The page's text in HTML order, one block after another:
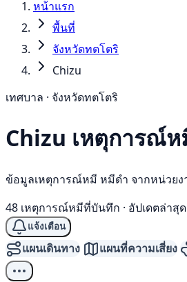
หน้าแรก
พื้นที่
จังหวัดทตโตริ
Chizu
เทศบาล · จังหวัดทตโตริ
Chizu เหตุการณ์ห
ข้อมูลเหตุการณ์หมี หมีดำ จากหน่วย
48 เหตุการณ์หมีที่บันทึก · อัปเดตล่าสุ
แจ้งเตือน
แผนเดินทาง แผนที่ความเสี่ยง